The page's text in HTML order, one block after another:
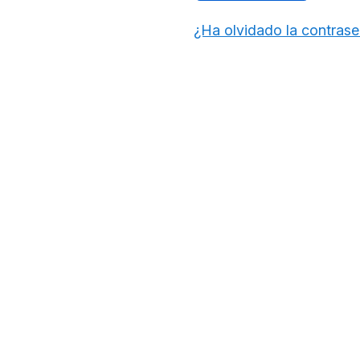
¿Ha olvidado la